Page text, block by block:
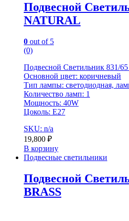
Подвесной
NATURAL
0 out of 5
(0)
Подвесной Светильник 831/
Основной цвет: коричневый
Тип лампы: светодиодная,
Количество ламп: 1
Мощность: 40W
Цоколь: E27
SKU: n/a
19,800 ₽
В корзину
Подвесные светильники
Подвесной
BRASS